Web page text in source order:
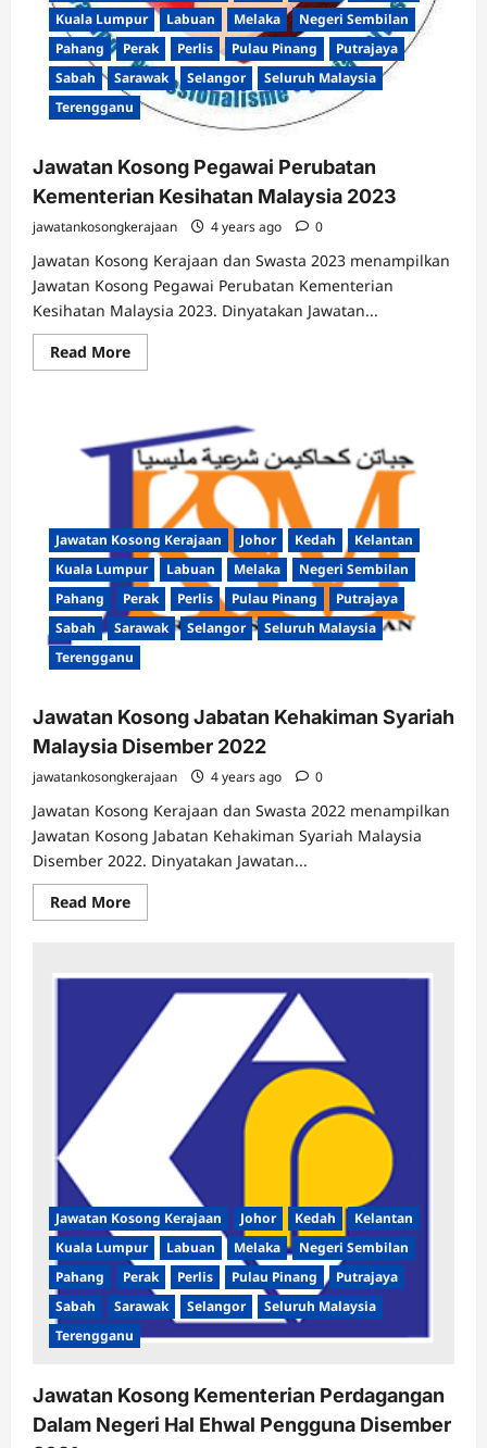
Kuala Lumpur
Labuan Melaka
Negeri Sembilan
Pahang
Perak Perlis Pulau Pinang
Putrajaya
Sabah
Sarawak Selangor
Seluruh Malaysia
Terengganu
Jawatan Kosong Pegawai Perubatan
Kementerian Kesihatan Malaysia 2023
jawatankosongkerajaan 4 years ago 0
Jawatan Kosong Kerajaan dan Swasta 2023 menampilkan
Jawatan Kosong Pegawai Perubatan Kementerian
Kesihatan Malaysia 2023. Dinyatakan Jawatan...
Read MoreRead
more
Perubatan
Kementerian
Kesihatan
Malaysia
Jawatan Kosong Kerajaan Johor Kedah
Kelantan
Kuala Lumpur
Labuan Melaka
Negeri Sembilan
Pahang
Perak Perlis Pulau Pinang
Putrajaya
Sabah
Sarawak Selangor
Seluruh Malaysia
Terengganu
Jawatan Kosong Jabatan Kehakiman Syariah
Malaysia Disember 2022
jawatankosongkerajaan 4 years ago 0
Jawatan Kosong Kerajaan dan Swasta 2022 menampilkan
Jawatan Kosong Jabatan Kehakiman Syariah Malaysia
Disember 2022. Dinyatakan Jawatan...
Read MoreRead
more
Jabatan
Kehakiman
Syariah
Malaysia
Disember
2022
Jawatan Kosong Kerajaan Johor Kedah
Kelantan
Kuala Lumpur
Labuan Melaka
Negeri Sembilan
Pahang
Perak Perlis Pulau Pinang
Putrajaya
Sabah
Sarawak Selangor
Seluruh Malaysia
Terengganu
Jawatan Kosong Kementerian Perdagangan
Dalam Negeri Hal Ehwal Pengguna Disember